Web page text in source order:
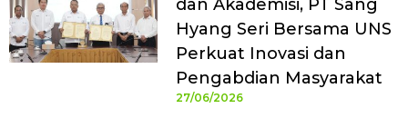
dan Akademisi, PT Sang
Hyang Seri Bersama UNS
Perkuat Inovasi dan
Pengabdian Masyarakat
27/06/2026